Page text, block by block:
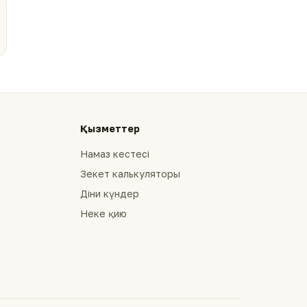
Қызметтер
Намаз кестесі
Зекет калькуляторы
Діни күндер
Неке қию